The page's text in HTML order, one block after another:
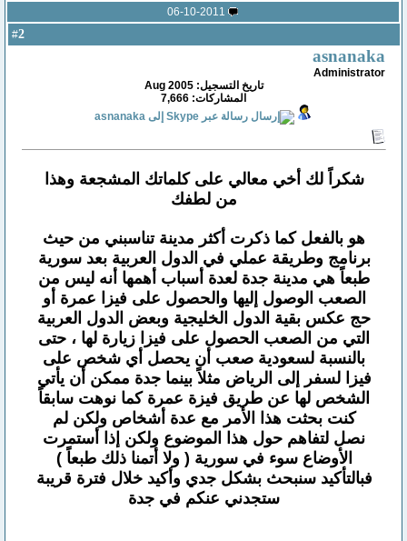
06-10-2011
2
asnanaka
Administrator
تاريخ التسجيل: Aug 2005
المشاركات: 7,666
شكراً لك أخي معالي على كلماتك المشجعة وهذا
من لطفك
هو بالفعل كما ذكرت أكثر مدينة تناسبني من حيث
برنامج وطريقة عملي في الدول العربية بعد سورية
طبعاً هي مدينة جدة لعدة أسباب أهمها أنه ليس من
الصعب الوصول إليها والحصول على فيزا عمرة أو
حج عكس بقية الدول الخليجية وبعض الدول العربية
التي من الصعب الحصول على فيزا زيارة لها ، حتى
بالنسبة لسعودية صعب أن يحصل أي شخص على
فيزا لسفر إلى الرياض مثلاً بينما جدة ممكن أن يأتي
الشخص لها عن طريق فيزة عمرة كما نوهت سابقاً
كنت بحثت هذا الأمر مع عدة أشخاص ولكن لم
نصل لتفاهم حول هذا الموضوع ولكن إذا أستمرت
الأوضاع سوء في سورية ( ولا أتمنا ذلك طبعاً )
فبالتأكيد سنبحث بشكل جدي وأكيد خلال فترة قريبة
ستجدني عنكم في جدة